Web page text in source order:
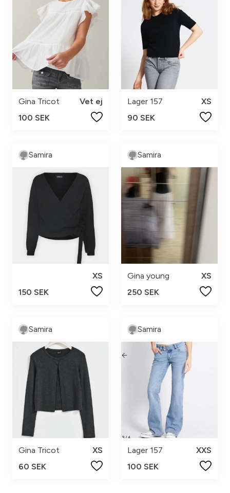
Gina Tricot
Vet ej
100 SEK
Lager 157
XS
90 SEK
Samira
XS
150 SEK
Samira
Gina young
XS
250 SEK
Samira
Gina Tricot
XS
60 SEK
Samira
Lager 157
XXS
100 SEK